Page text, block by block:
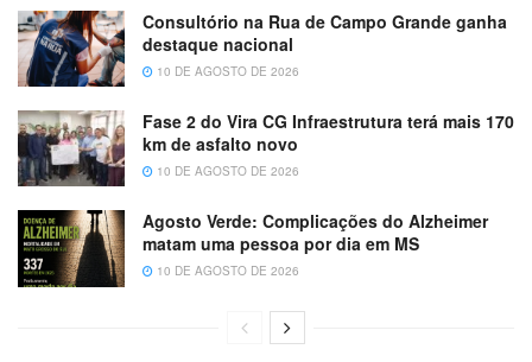
Consultório na Rua de Campo Grande ganha
destaque nacional
10 DE AGOSTO DE 2026
Fase 2 do Vira CG Infraestrutura terá mais 170
km de asfalto novo
10 DE AGOSTO DE 2026
Agosto Verde: Complicações do Alzheimer
matam uma pessoa por dia em MS
10 DE AGOSTO DE 2026